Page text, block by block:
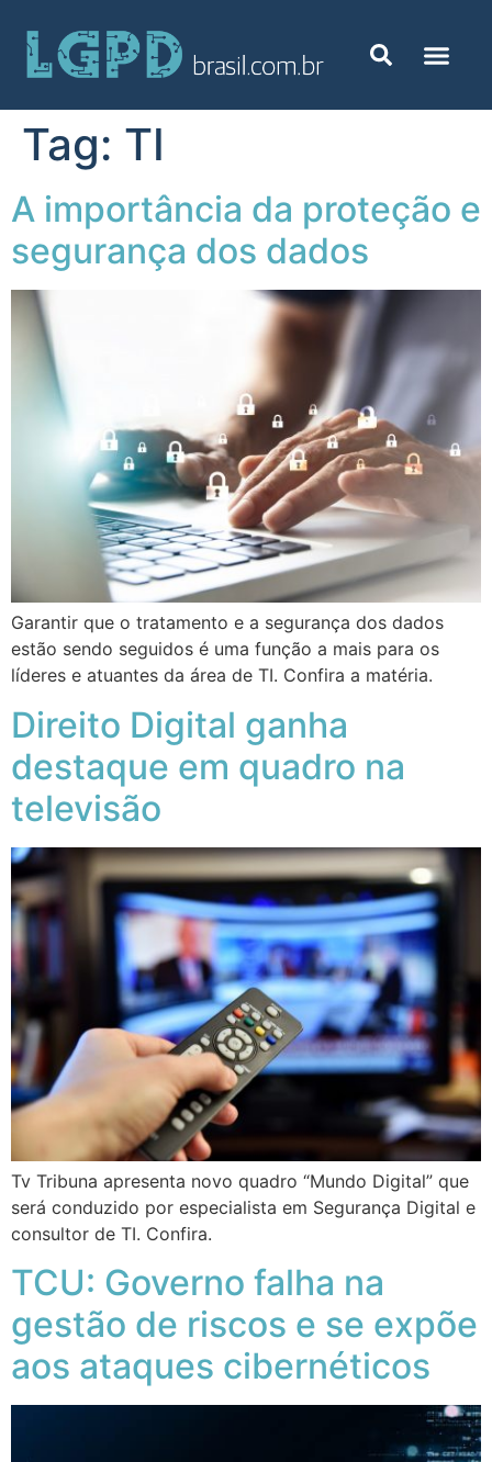
Tag: TI
A importância da proteção e
segurança dos dados
Garantir que o tratamento e a segurança dos dados
estão sendo seguidos é uma função a mais para os
líderes e atuantes da área de TI. Confira a matéria.
Direito Digital ganha
destaque em quadro na
televisão
Tv Tribuna apresenta novo quadro “Mundo Digital” que
será conduzido por especialista em Segurança Digital e
consultor de TI. Confira.
TCU: Governo falha na
gestão de riscos e se expõe
aos ataques cibernéticos